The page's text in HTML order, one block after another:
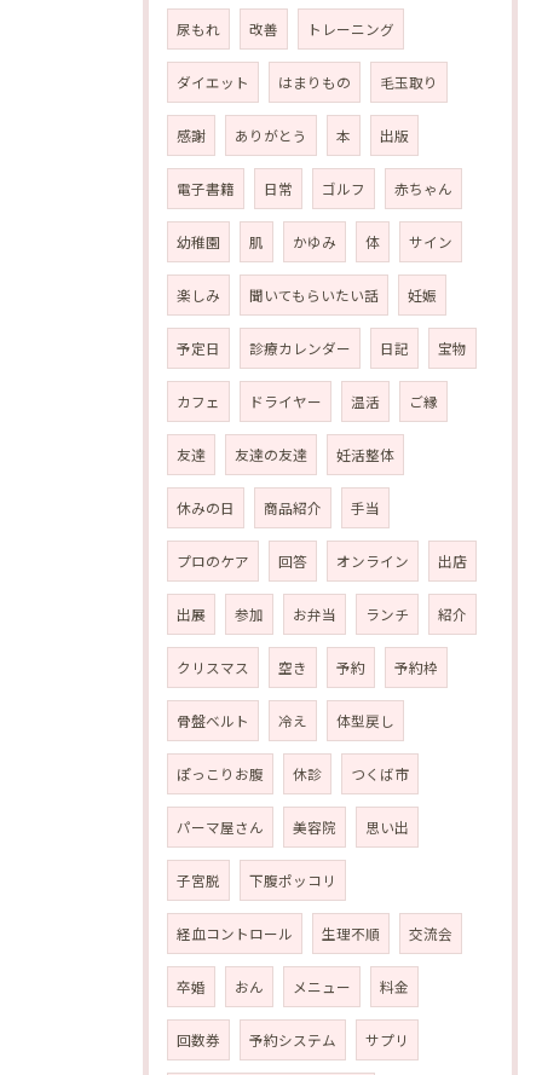
尿もれ 改善 トレーニング
ダイエット はまりもの 毛玉取り
感謝 ありがとう 本 出版
電子書籍 日常 ゴルフ 赤ちゃん
幼稚園 肌 かゆみ 体 サイン
楽しみ 聞いてもらいたい話 妊娠
予定日 診療カレンダー 日記 宝物
カフェ ドライヤー 温活 ご縁
友達 友達の友達 妊活整体
休みの日 商品紹介 手当
プロのケア 回答 オンライン 出店
出展 参加 お弁当 ランチ 紹介
クリスマス 空き 予約 予約枠
骨盤ベルト 冷え 体型戻し
ぽっこりお腹 休診 つくば市
パーマ屋さん 美容院 思い出
子宮脱 下腹ポッコリ
経血コントロール 生理不順 交流会
卒婚 おん メニュー 料金
回数券 予約システム サプリ